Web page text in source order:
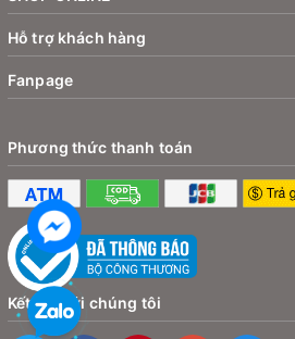
Hỗ trợ khách hàng
Fanpage
Phương thức thanh toán
Kết nối với chúng tôi